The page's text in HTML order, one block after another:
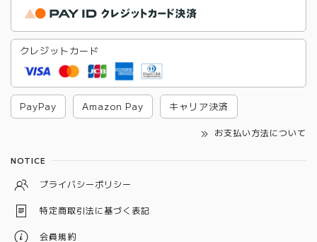
クレジットカード
PayPay Amazon Pay キャリア決済
お支払い方法について
NOTICE
プライバシーポリシー
特定商取引法に基づく表記
会員規約